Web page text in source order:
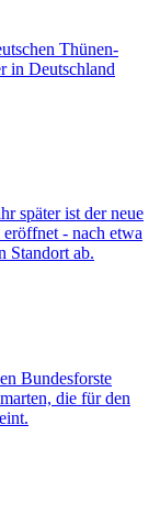
Thünen-
in Deutschland
später ist der neue
- nach etwa
Standort ab.
Bundesforste
die für den